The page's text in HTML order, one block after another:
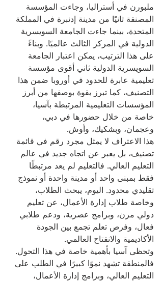
ملبورن في أستراليا، وجاءت المؤسسة
المصنفة ثانيًا من مدينة إدنبرة في المملكة
المتحدة، بينما جاءت الجامعة السويسرية
الدولية في المركز الثالث عالميًا. وبناءً
على هذا الترتيب، يمكن اعتبار الجامعة
السويسرية الدولية ثاني أقوى مؤسسة
تعليمية عابرة للحدود في أوروبا ضمن هذا
التصنيف، كما تبرز بقوة بوصفها من أبرز
المؤسسات التعليمية المرتبطة بآسيا،
خاصة من خلال حضورها في دبي،
وعجمان، وبشكيك، وأوش.
هذا الاعتراف لا يمثل مجرد رقم في قائمة
تصنيف، بل يعبر عن اتجاه جديد في عالم
التعليم العالي. فالتعليم لم يعد مرتبطًا
فقط بمبنى واحد أو مدينة واحدة أو نموذج
تقليدي محدود. اليوم، يبحث الطلاب،
وخاصة طلاب إدارة الأعمال، عن تعليم
دولي مرن، وبرامج عصرية، ودعم طلابي
فعال، وفرص تعلم تجمع بين الجودة
الأكاديمية والانفتاح العالمي.
وتحظى آسيا بأهمية خاصة في هذا التحول.
فالمنطقة تشهد نموًا كبيرًا في الطلب على
التعليم العالي، وبرامج إدارة الأعمال،